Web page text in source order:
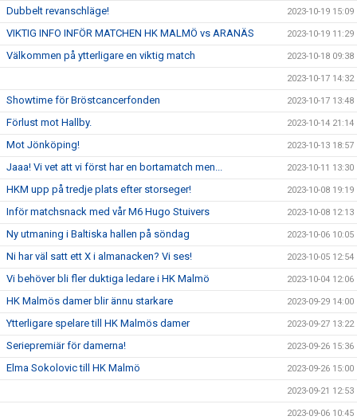
Dubbelt revanschläge! 2023-10-19 15:09
VIKTIG INFO INFÖR MATCHEN HK MALMÖ vs ARANÄS 2023-10-19 11:29
Välkommen på ytterligare en viktig match 2023-10-18 09:38
2023-10-17 14:32
Showtime för Bröstcancerfonden 2023-10-17 13:48
Förlust mot Hallby. 2023-10-14 21:14
Mot Jönköping! 2023-10-13 18:57
Jaaa! Vi vet att vi först har en bortamatch men... 2023-10-11 13:30
HKM upp på tredje plats efter storseger! 2023-10-08 19:19
Inför matchsnack med vår M6 Hugo Stuivers 2023-10-08 12:13
Ny utmaning i Baltiska hallen på söndag 2023-10-06 10:05
Ni har väl satt ett X i almanacken? Vi ses! 2023-10-05 12:54
Vi behöver bli fler duktiga ledare i HK Malmö 2023-10-04 12:06
HK Malmös damer blir ännu starkare 2023-09-29 14:00
Ytterligare spelare till HK Malmös damer 2023-09-27 13:22
Seriepremiär för damerna! 2023-09-26 15:36
Elma Sokolovic till HK Malmö 2023-09-26 15:00
2023-09-21 12:53
2023-09-06 10:45